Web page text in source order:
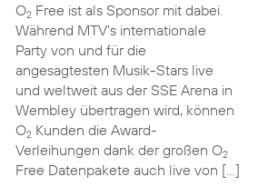
O2Free ist als Sponsor mit dabei.
Während MTV’s internationale
Party von und für die
angesagtesten Musik-Stars live
und weltweit aus der SSE Arena in
Wembley übertragen wird, können
O2Kunden die Award-
Verleihungen dank der großen O2
Free Datenpakete auch live von […]